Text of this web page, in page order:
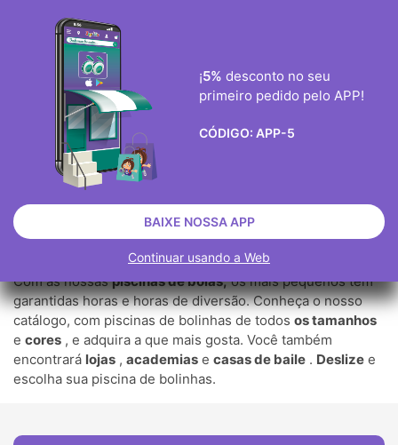

PISCINAS DE BOLAS
INFANTIL PRIMEIRA INFÂNCIA PISCINAS DE BOLAS
Com as nossaspiscinas de bolas,os mais pequenos têm
garantidas horas e horas de diversão. Conheça o nosso
catálogo, com piscinas de bolinhas de todos os tamanhos
e cores , e adquira a que mais gosta. Você também
encontrará lojas , academias e casas de baile . Deslize e
escolha sua piscina de bolinhas.
¡5% desconto no seu
primeiro pedido pelo APP!
CÓDIGO: APP-5
BAIXE NOSSA APP
Continuar usando a Web